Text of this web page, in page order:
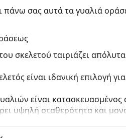
πάνω σας αυτά τα γυαλιά
σκελετού ταιριάζει
είναι ιδανική επιλογή
είναι
υψηλή σταθερότητα και
μπροστινό σκελετό και ένα